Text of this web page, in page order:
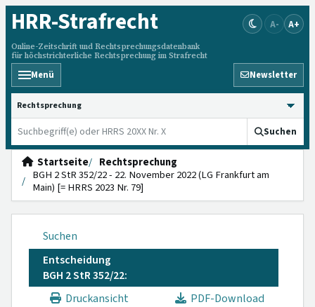
HRR-Strafrecht
Online-Zeitschrift und Rechtsprechungsdatenbank
für höchstrichterliche Rechtsprechung im Strafrecht
A- A+
Menü Newsletter
HRRS durchsuchen
Suchen
Startseite
Rechtsprechung
BGH 2 StR 352/22 - 22. November 2022 (LG Frankfurt am
Main) [= HRRS 2023 Nr. 79]
Suchen
Entscheidung
BGH 2 StR 352/22:
Druckansicht
PDF-Download